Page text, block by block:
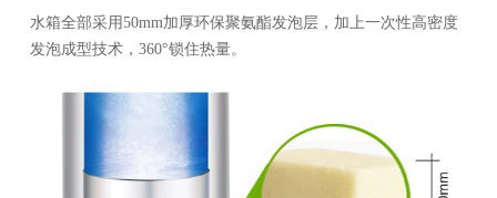
水箱全部采用50mm加厚环保聚氨酯发泡层，加上一次性高密度
发泡成型技术，360°锁住热量。